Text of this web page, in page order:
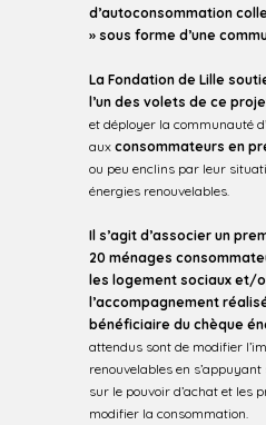
d’autoconsommation
» sous forme d’une
La Fondation de Lille
l’un des volets de ce
et déployer la communauté
aux consommateurs en
ou peu enclins par leur
énergies renouvelables.
Il s’agit d’associer un
20 ménages
les logement sociaux et/
l’accompagnement
bénéficiaire du chèque
attendus sont de modifier
renouvelables en
sur le pouvoir d’achat et les
modifier la consommation.